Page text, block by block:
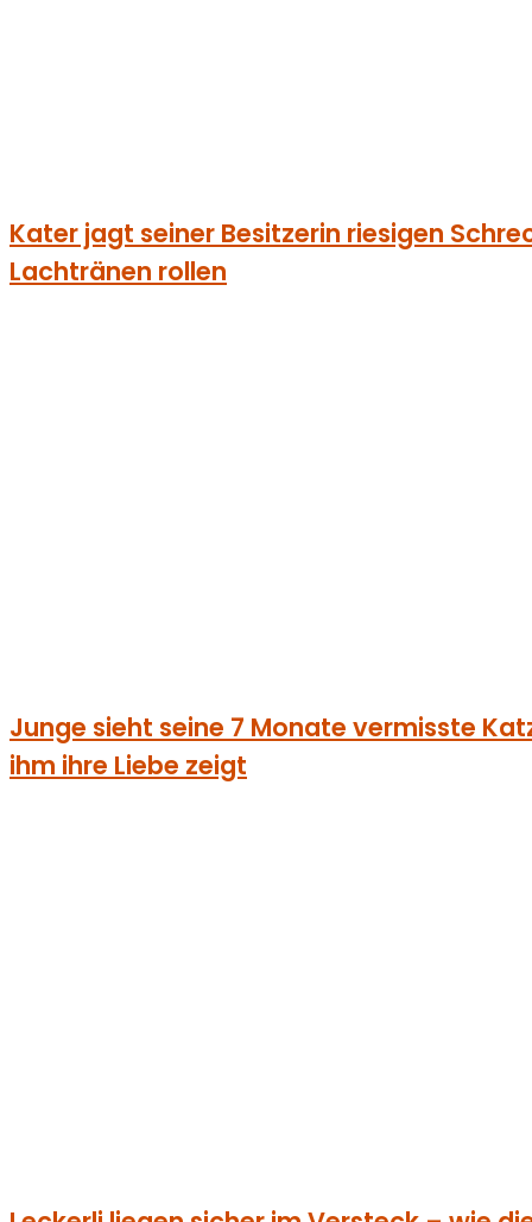
Kater jagt seiner Besitzerin riesigen
Lachtränen rollen
Junge sieht seine 7 Monate vermisste
ihm ihre Liebe zeigt